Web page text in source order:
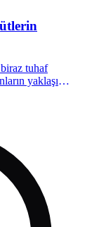
tuhaf
yaklaşık